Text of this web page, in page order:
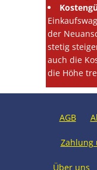
der
stetig
auch die
die Höhe
AGB
Zahlung
Über uns